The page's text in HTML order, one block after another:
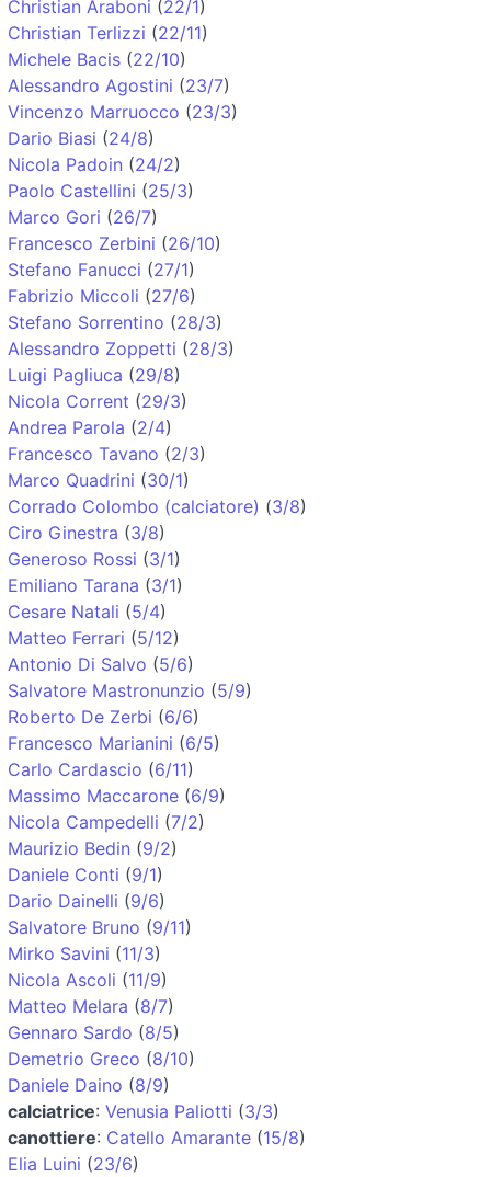
Christian Araboni (22/1)
Christian Terlizzi (22/11)
Michele Bacis (22/10)
Alessandro Agostini (23/7)
Vincenzo Marruocco (23/3)
Dario Biasi (24/8)
Nicola Padoin (24/2)
Paolo Castellini (25/3)
Marco Gori (26/7)
Francesco Zerbini (26/10)
Stefano Fanucci (27/1)
Fabrizio Miccoli (27/6)
Stefano Sorrentino (28/3)
Alessandro Zoppetti (28/3)
Luigi Pagliuca (29/8)
Nicola Corrent (29/3)
Andrea Parola (2/4)
Francesco Tavano (2/3)
Marco Quadrini (30/1)
Corrado Colombo (calciatore) (3/8)
Ciro Ginestra (3/8)
Generoso Rossi (3/1)
Emiliano Tarana (3/1)
Cesare Natali (5/4)
Matteo Ferrari (5/12)
Antonio Di Salvo (5/6)
Salvatore Mastronunzio (5/9)
Roberto De Zerbi (6/6)
Francesco Marianini (6/5)
Carlo Cardascio (6/11)
Massimo Maccarone (6/9)
Nicola Campedelli (7/2)
Maurizio Bedin (9/2)
Daniele Conti (9/1)
Dario Dainelli (9/6)
Salvatore Bruno (9/11)
Mirko Savini (11/3)
Nicola Ascoli (11/9)
Matteo Melara (8/7)
Gennaro Sardo (8/5)
Demetrio Greco (8/10)
Daniele Daino (8/9)
calciatrice: Venusia Paliotti (3/3)
canottiere: Catello Amarante (15/8)
Elia Luini (23/6)